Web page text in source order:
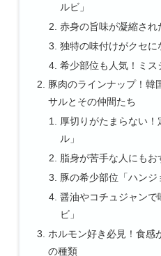
ルビ」
赤身の旨味が凝縮され
独特の味付けがクセに
希少部位も人気！ミス
豚肉のラインナップ！韓
サルとその仲間たち
厚切りがたまらない
ル」
脂身が苦手な人にもお
豚の希少部位「ハンジ
醤油やコチュジャン
ビ」
ホルモン好き必見！食感
の種類